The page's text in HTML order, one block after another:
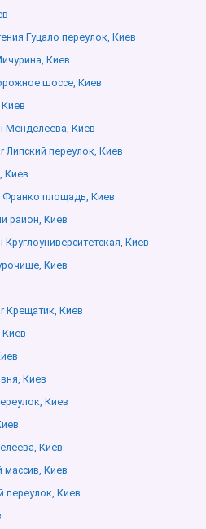
Гуцало переулок, Киев
Киев
шоссе, Киев
Менделеева, Киев
переулок, Киев
Киев
Франко площадь, Киев
район, Киев
Киев
Киев
Крещатик, Киев
Киев
Киев
Киев
Киев
переулок, Киев